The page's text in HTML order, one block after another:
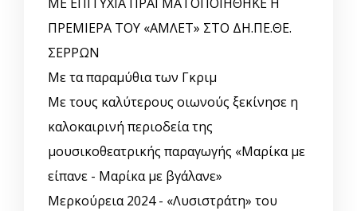
ΠΡΕΜΙΕΡΑ ΤΟΥ «ΑΜΛΕΤ» ΣΤΟ ΔΗ.ΠΕ.ΘΕ.
ΣΕΡΡΩΝ
Με τα παραμύθια των Γκριμ
Με τους καλύτερους οιωνούς ξεκίνησε η
καλοκαιρινή περιοδεία της
μουσικοθεατρικής παραγωγής «Μαρίκα με
είπανε - Μαρίκα με βγάλανε»
Μερκούρεια 2024 - «Λυσιστράτη» του